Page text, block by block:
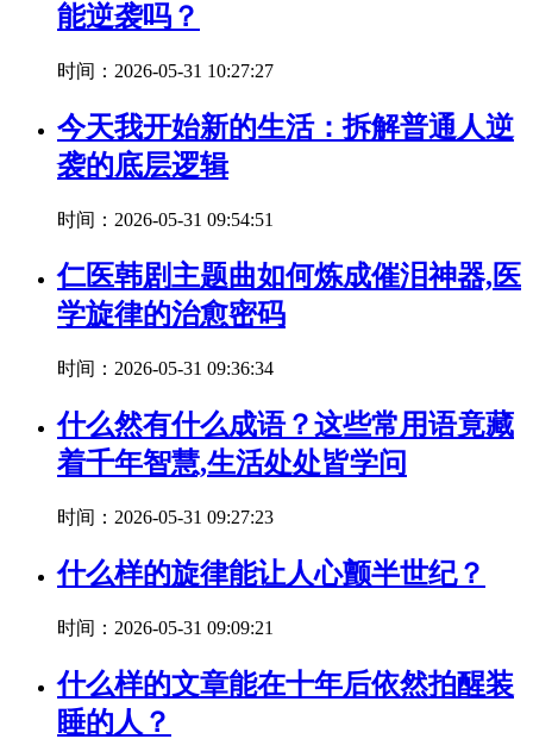
能逆袭吗？
时间：2026-05-31 10:27:27
今天我开始新的生活：拆解普通人逆
袭的底层逻辑
时间：2026-05-31 09:54:51
仁医韩剧主题曲如何炼成催泪神器,医
学旋律的治愈密码
时间：2026-05-31 09:36:34
什么然有什么成语？这些常用语竟藏
着千年智慧,生活处处皆学问
时间：2026-05-31 09:27:23
什么样的旋律能让人心颤半世纪？
时间：2026-05-31 09:09:21
什么样的文章能在十年后依然拍醒装
睡的人？